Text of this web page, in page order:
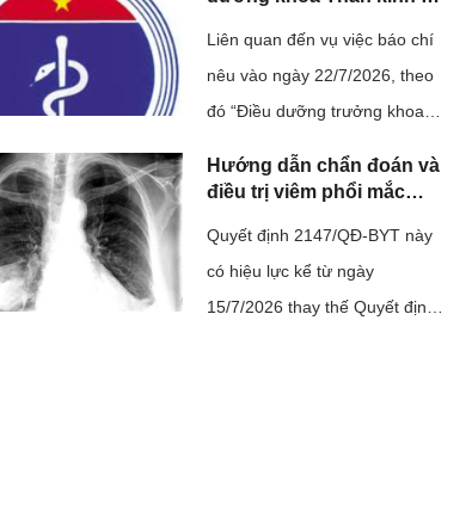
Liên quan đến vụ việc báo chí
nêu vào ngày 22/7/2026, theo
đó “Điều dưỡng trưởng khoa
Hải Dương bị một nhóm người
Hướng dẫn chẩn đoán và
điều trị viêm phổi mắc
lớn
Quyết định 2147/QĐ-BYT này
có hiệu lực kể từ ngày
15/7/2026 thay thế Quyết định